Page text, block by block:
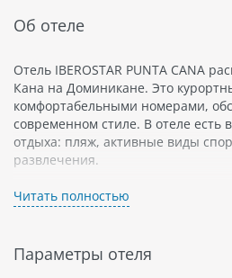
Об отеле
Отель IBEROSTAR PUNTA CANA
Кана на Доминикане. Это
комфортабельными номерами,
современном стиле. В отеле есть
отдыха: пляж, активные виды
развлечения.
Отель предлагает гостям
спорта, таких как водный спорт,
Читать полностью
Параметры отеля